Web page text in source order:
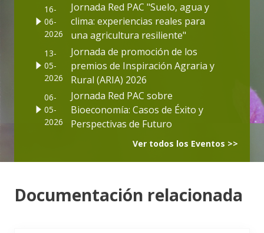
16-
06-
2026
Jornada Red PAC "Suelo, agua y
clima: experiencias reales para
una agricultura resiliente"
13-
05-
2026
Jornada de promoción de los
premios de Inspiración Agraria y
Rural (ARIA) 2026
06-
05-
2026
Jornada Red PAC sobre
Bioeconomía: Casos de Éxito y
Perspectivas de Futuro
Ver todos los Eventos >>
Documentación relacionada